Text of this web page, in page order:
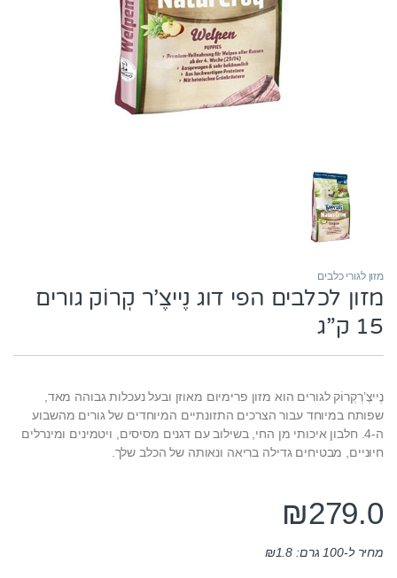
מזון לגורי כלבים
מזון לכלבים הפי דוג נֶייצֶ’ר קְרוֹק גורים
15 ק”ג
נֶייצֶ’רְקְרוֹק לגורים הוא מזון פרימיום מאוזן ובעל נעכלות גבוהה מאד,
שפותח במיוחד עבור הצרכים התזונתיים המיוחדים של גורים מהשבוע
ה-4. חלבון איכותי מן החי, בשילוב עם דגנים מסיסים, ויטמינים ומינרלים
חיוניים, מבטיחים גדילה בריאה ונאותה של הכלב שלך.
₪279.0
מחיר ל-100 גרם: ₪1.8